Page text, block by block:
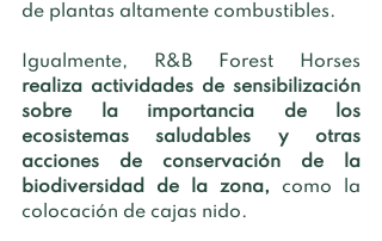
de plantas altamente combustibles.
realiza actividades de sensibilización
sobre la importancia de los
ecosistemas saludables y otras
acciones de conservación de la
biodiversidad de la zona, como la
colocación de cajas nido.